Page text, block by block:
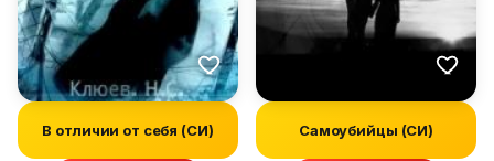
В отличии от себя (СИ) Самоубийцы (СИ)